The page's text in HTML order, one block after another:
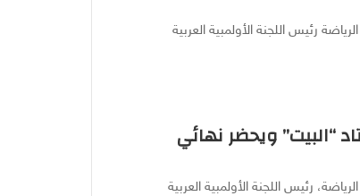
رئيس اللجنة الأولمبية العربية
“البيت” ويحضر نهائي
رئيس اللجنة الأولمبية العربية